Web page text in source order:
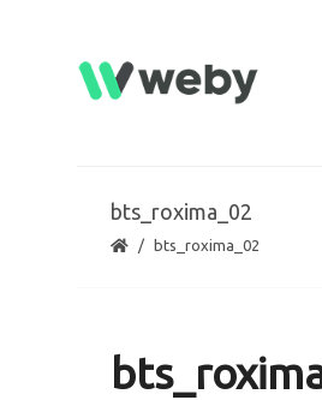
bts_roxima_02
bts_roxima_02